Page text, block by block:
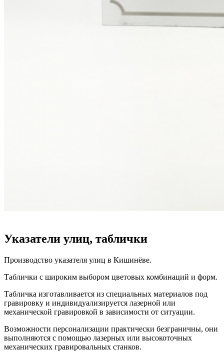
Указатели улиц, таблички
Производство указателя улиц в Кишинёве.
Таблички с широким выбором цветовых комбинаций и форм.
Табличка изготавливается из специальных материалов под
гравировку и индивидуализируется лазерной или
механической гравировкой в ​​зависимости от ситуации.
Возможности персонализации практически безграничны, они
выполняются с помощью лазерных или высокоточных
механических гравировальных станков.